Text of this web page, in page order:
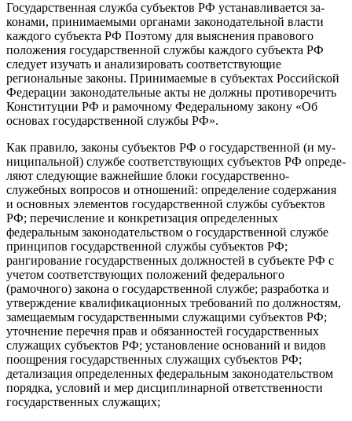
Государственная служба субъектов РФ устанавливается за­
конами, принимаемыми органами законодательной власти
каж­дого субъекта РФ Поэтому для выяснения правового
положения государственной службы каждого субъекта РФ
следует изучать и анализировать соответствующие
региональные законы. Принимаемые в субъ­ектах Российской
Федерации законодательные акты не должны противоречить
Конституции РФ и рамочному Федеральному закону «Об
основах государственной службы РФ».
Как правило, законы субъектов РФ о государственной (и му­
ниципальной) службе соответствующих субъектов РФ опреде­
ляют следующие важнейшие блоки государственно-
служебных вопросов и отношений: определение содержания
и основных эле­ментов государственной службы субъектов
РФ; перечисление и конкретизация определенных
федеральным законодательством о государственной службе
принципов государственной службы субъектов РФ;
рангирование государственных должностей в субъ­екте РФ с
учетом соответствующих положений федерального
(рамочного) закона о государственной службе; разработка и
ут­верждение квалификационных требований по должностям,
за­мещаемым государственными служащими субъектов РФ;
уточ­нение перечня прав и обязанностей государственных
служащих субъектов РФ; установление оснований и видов
поощрения го­сударственных служащих субъектов РФ;
детализация опреде­ленных федеральным законодательством
порядка, условий и мер дисциплинарной ответственности
государственных служащих;